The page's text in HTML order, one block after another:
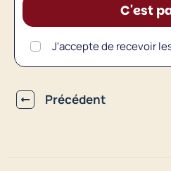
C'est
J'accepte de recevoir
Précédent